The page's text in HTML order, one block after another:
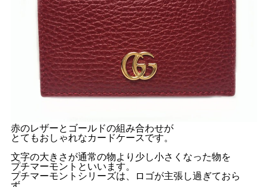
赤のレザーとゴールドの組み合わせが
とてもおしゃれなカードケースです。
文字の大きさが通常の物より少し小さくなった物を
プチマーモントといいます。
プチマーモントシリーズは、ロゴが主張し過ぎておら